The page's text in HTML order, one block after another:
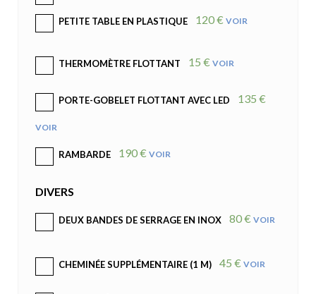
PETITE TABLE EN PLASTIQUE 120 € VOIR
THERMOMÈTRE FLOTTANT 15 € VOIR
PORTE-GOBELET FLOTTANT AVEC LED 135 €
VOIR
RAMBARDE 190 € VOIR
DIVERS
DEUX BANDES DE SERRAGE EN INOX 80 € VOIR
CHEMINÉE SUPPLÉMENTAIRE (1 M) 45 € VOIR